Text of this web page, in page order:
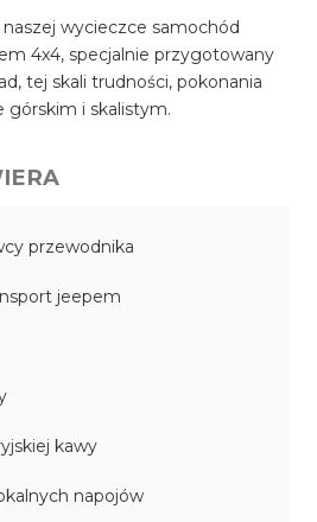
wycieczce samochód
4x4, specjalnie przygotowany
tej skali trudności, pokonania
górskim i skalistym.
przewodnika
jeepem
kawy
napojów